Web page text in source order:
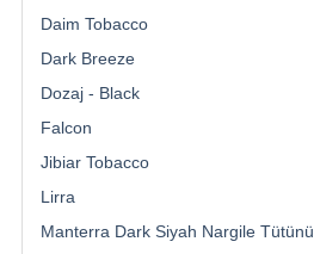
Daim Tobacco
Dark Breeze
Dozaj - Black
Falcon
Jibiar Tobacco
Lirra
Manterra Dark Siyah Nargile Tütünü